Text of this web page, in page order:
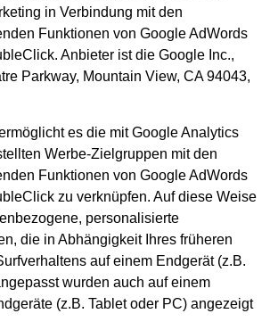
in Verbindung mit den
Funktionen von Google AdWords
Anbieter ist die Google Inc.,
Parkway, Mountain View, CA 94043,
es die mit Google Analytics
Werbe-Zielgruppen mit den
Funktionen von Google AdWords
zu verknüpfen. Auf diese Weise
personalisierte
die in Abhängigkeit Ihres früheren
auf einem Endgerät (z.B.
wurden auch auf einem
(z.B. Tablet oder PC) angezeigt